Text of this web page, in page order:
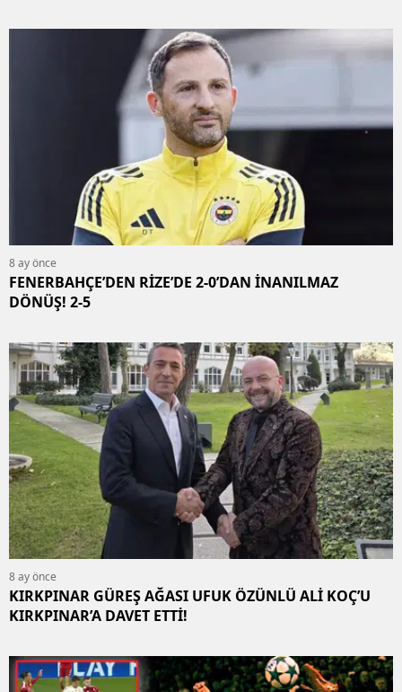
8 ay önce
FENERBAHÇE’DEN RİZE’DE 2-0’DAN İNANILMAZ
DÖNÜŞ! 2-5
8 ay önce
KIRKPINAR GÜREŞ AĞASI UFUK ÖZÜNLÜ ALİ KOÇ’U
KIRKPINAR’A DAVET ETTİ!